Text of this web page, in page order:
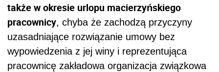
także w okresie urlopu macierzyńskiego
pracownicy, chyba że zachodzą przyczyny
uzasadniające rozwiązanie umowy bez
wypowiedzenia z jej winy i reprezentująca
pracownicę zakładowa organizacja związkowa